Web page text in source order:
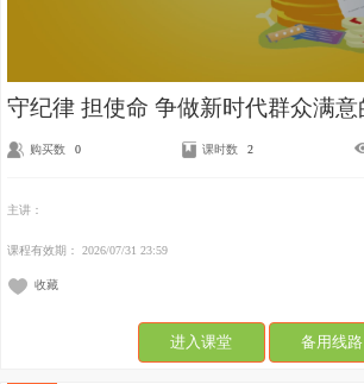
购买数 0 课时数 2
主讲：
课程有效期： 2026/07/31 23:59
收藏
进入课堂 备用线路